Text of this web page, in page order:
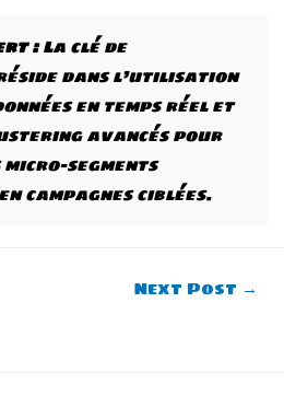
:La clé de
dans l’utilisation
en temps réel et
avancés pour
segments
campagnes ciblées.
Next Post →